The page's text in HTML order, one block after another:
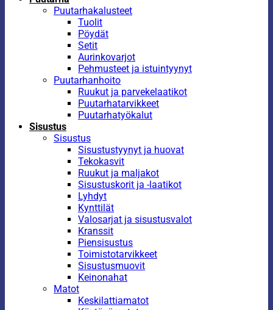
Puutarhakalusteet
Tuolit
Pöydät
Setit
Aurinkovarjot
Pehmusteet ja istuintyynyt
Puutarhanhoito
Ruukut ja parvekelaatikot
Puutarhatarvikkeet
Puutarhatyökalut
Sisustus
Sisustus
Sisustustyynyt ja huovat
Tekokasvit
Ruukut ja maljakot
Sisustuskorit ja -laatikot
Lyhdyt
Kynttilät
Valosarjat ja sisustusvalot
Kranssit
Piensisustus
Toimistotarvikkeet
Sisustusmuovit
Keinonahat
Matot
Keskilattiamatot